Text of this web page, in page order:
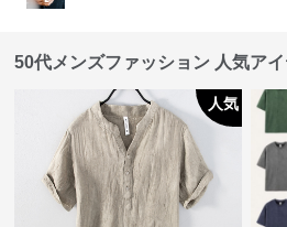
50代メンズファッション 人気ア
人気